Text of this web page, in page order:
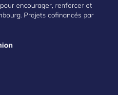
encourager, renforcer et
Projets cofinancés par